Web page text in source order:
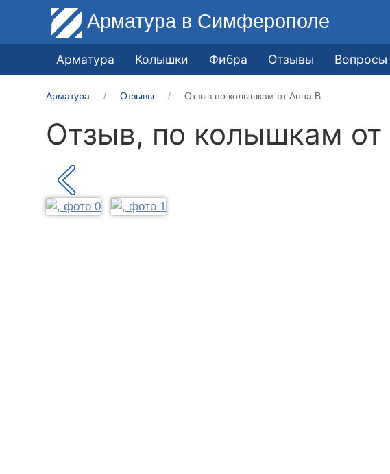
Арматура в Симферополе
Арматура Колышки Фибра Отзывы Вопросы
Арматура Отзывы Отзыв по колышкам от Анна В.
Отзыв, по колышкам от